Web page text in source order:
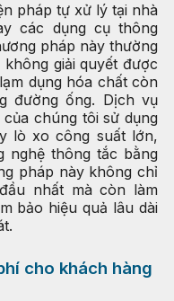
pháp tự xử lý tại nhà
các dụng cụ thông
pháp này thường
giải quyết được
dụng hóa chất còn
đường ống. Dịch vụ
chúng tôi sử dụng
lò xo công suất lớn,
nghệ thông tắc bằng
pháp này không chỉ
nhất mà còn làm
bảo hiệu quả lâu dài
cho khách hàng